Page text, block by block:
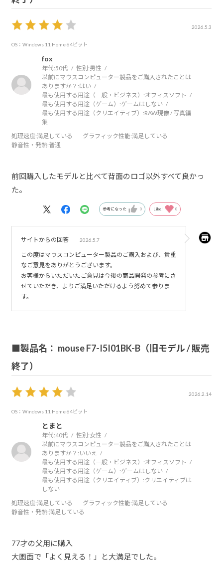
2026.5.3
OS：Windows 11 Home 64ビット
fox
年代:50代 性別:男性
以前にマウスコンピューター製品をご購入されたことは
ありますか？:はい
最も使用する用途（一般・ビジネス）:オフィスソフト
最も使用する用途（ゲーム）:ゲームはしない
最も使用する用途（クリエイティブ）:RAW現像 / 写真編
集
処理速度:満足している グラフィック性能:満足している
静音性・発熱:普通
前回購入したモデルと比べて背面のロゴ以外すべて良かっ
た。
参考になった 0 Like! 0
サイトからの回答 2026.5.7
この度はマウスコンピューター製品のご購入および、貴重
なご意見をありがとうございます。
お客様からいただいたご意見は今後の商品開発の参考にさ
せていただき、よりご満足いただけるよう努めて参りま
す。
■製品名： mouse F7-I5I01BK-B（旧モデル / 販売
終了）
2026.2.14
OS：Windows 11 Home 64ビット
とまと
年代:40代 性別:女性
以前にマウスコンピューター製品をご購入されたことは
ありますか？: いいえ
最も使用する用途（一般・ビジネス）:オフィスソフト
最も使用する用途（ゲーム）:ゲームはしない
最も使用する用途（クリエイティブ）:クリエイティブは
しない
処理速度:満足している グラフィック性能:満足している
静音性・発熱:満足している
77才の父用に購入
大画面で「よく見える！」と大満足でした。